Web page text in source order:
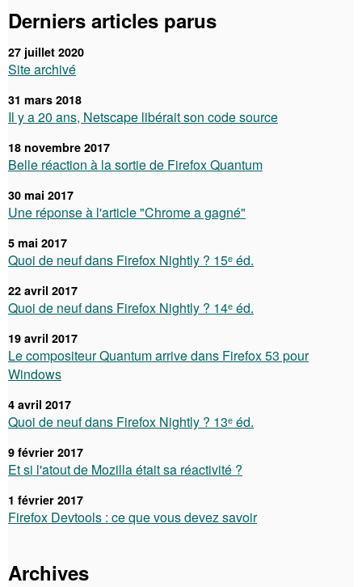
Derniers articles parus
27 juillet 2020
Site archivé
31 mars 2018
Il y a 20 ans, Netscape libérait son code source
18 novembre 2017
Belle réaction à la sortie de Firefox Quantum
30 mai 2017
Une réponse à l'article "Chrome a gagné"
5 mai 2017
Quoi de neuf dans Firefox Nightly ? 15ᵉ éd.
22 avril 2017
Quoi de neuf dans Firefox Nightly ? 14ᵉ éd.
19 avril 2017
Le compositeur Quantum arrive dans Firefox 53 pour
Windows
4 avril 2017
Quoi de neuf dans Firefox Nightly ? 13ᵉ éd.
9 février 2017
Et si l'atout de Mozilla était sa réactivité ?
1 février 2017
Firefox Devtools : ce que vous devez savoir
Archives